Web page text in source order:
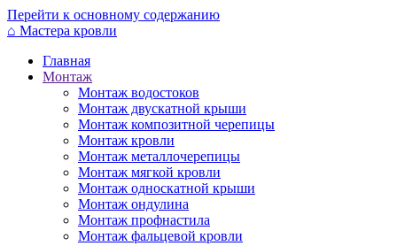
Перейти к основному содержанию
⌂ Мастера кровли
Главная
Монтаж
Монтаж водостоков
Монтаж двускатной крыши
Монтаж композитной черепицы
Монтаж кровли
Монтаж металлочерепицы
Монтаж мягкой кровли
Монтаж односкатной крыши
Монтаж ондулина
Монтаж профнастила
Монтаж фальцевой кровли